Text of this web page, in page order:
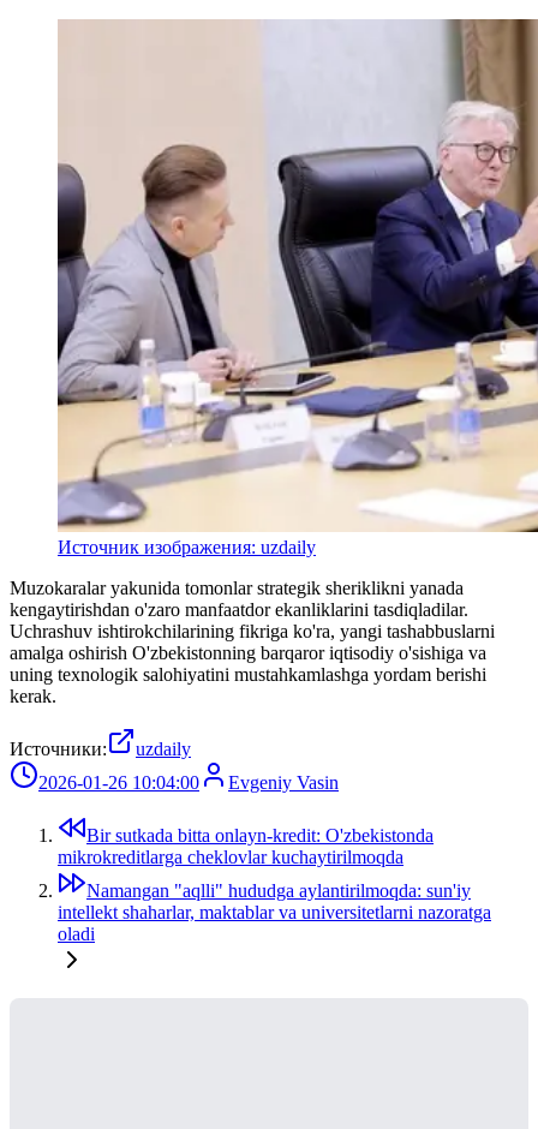
Источник изображения: uzdaily
Muzokaralar yakunida tomonlar strategik sheriklikni yanada
kengaytirishdan o'zaro manfaatdor ekanliklarini tasdiqladilar.
Uchrashuv ishtirokchilarining fikriga ko'ra, yangi tashabbuslarni
amalga oshirish O'zbekistonning barqaror iqtisodiy o'sishiga va
uning texnologik salohiyatini mustahkamlashga yordam berishi
kerak.
Источники:
uzdaily
2026-01-26 10:04:00
Evgeniy Vasin
Bir sutkada bitta onlayn-kredit: O'zbekistonda
mikrokreditlarga cheklovlar kuchaytirilmoqda
Namangan "aqlli" hududga aylantirilmoqda: sun'iy
intellekt shaharlar, maktablar va universitetlarni nazoratga
oladi